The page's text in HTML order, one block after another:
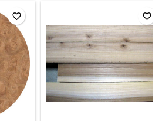
favorite_border favorite_border